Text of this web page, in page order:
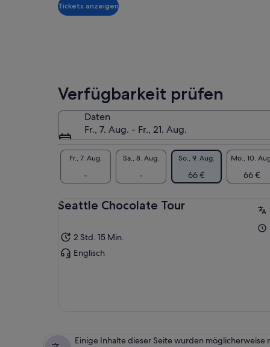
Erw.
Tickets anzeigen
Verfügbarkeit prüfen
Daten
Fr., 7. Aug. - Fr., 21. Aug.
Fr., 7. Aug.
-
Sa., 8. Aug.
-
So., 9. Aug.
66 €
Mo., 10.
66 €
Seattle Chocolate Tour
2 Std. 15 Min.
Englisch
Einige Inhalte dieser Seite wurden möglicherweise